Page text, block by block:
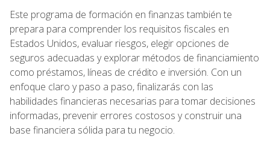
Este programa de formación en finanzas también te
prepara para comprender los requisitos fiscales en
Estados Unidos, evaluar riesgos, elegir opciones de
seguros adecuadas y explorar métodos de financiamiento
como préstamos, líneas de crédito e inversión. Con un
enfoque claro y paso a paso, finalizarás con las
habilidades financieras necesarias para tomar decisiones
informadas, prevenir errores costosos y construir una
base financiera sólida para tu negocio.